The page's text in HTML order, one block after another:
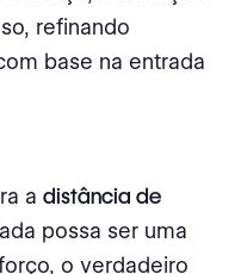
refinando
base na entrada
a distância de
possa ser uma
o verdadeiro